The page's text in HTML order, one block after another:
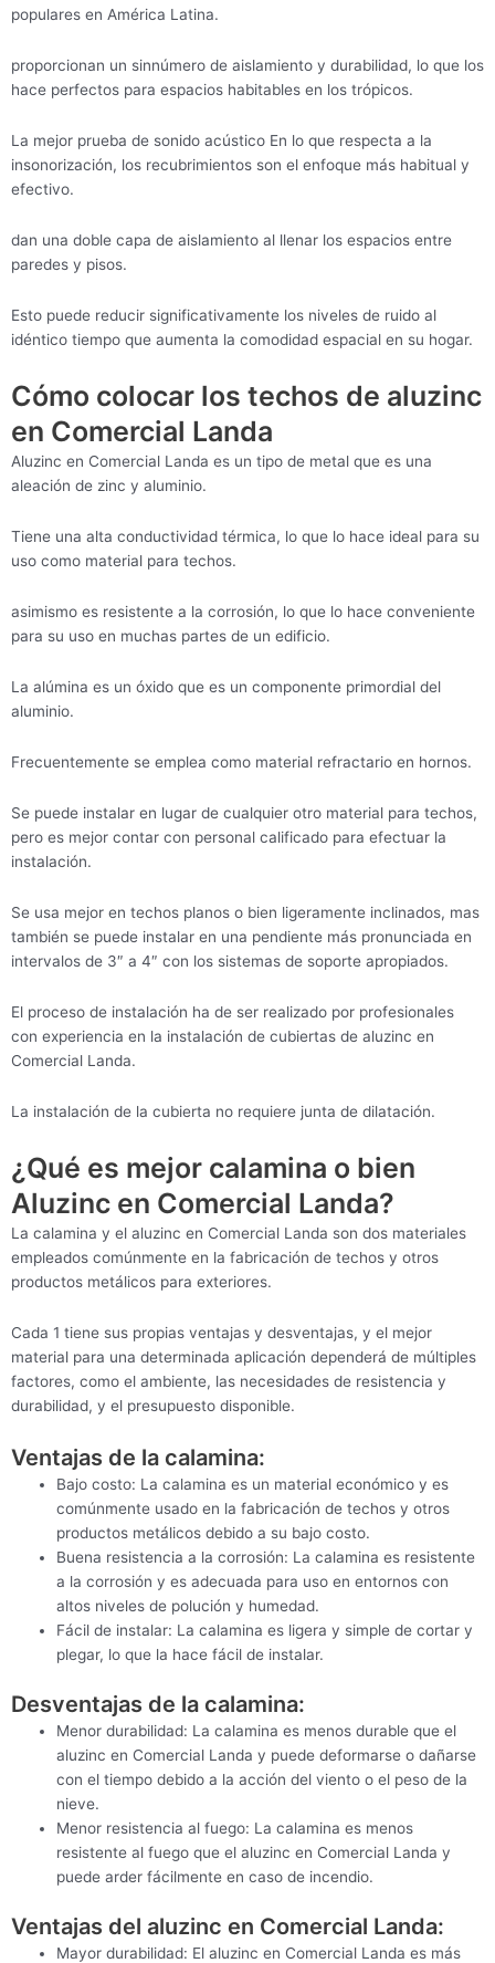
populares en América Latina.
proporcionan un sinnúmero de aislamiento y durabilidad, lo que los
hace perfectos para espacios habitables en los trópicos.
La mejor prueba de sonido acústico En lo que respecta a la
insonorización, los recubrimientos son el enfoque más habitual y
efectivo.
dan una doble capa de aislamiento al llenar los espacios entre
paredes y pisos.
Esto puede reducir significativamente los niveles de ruido al
idéntico tiempo que aumenta la comodidad espacial en su hogar.
Cómo colocar los techos de aluzinc
en Comercial Landa
Aluzinc en Comercial Landa es un tipo de metal que es una
aleación de zinc y aluminio.
Tiene una alta conductividad térmica, lo que lo hace ideal para su
uso como material para techos.
asimismo es resistente a la corrosión, lo que lo hace conveniente
para su uso en muchas partes de un edificio.
La alúmina es un óxido que es un componente primordial del
aluminio.
Frecuentemente se emplea como material refractario en hornos.
Se puede instalar en lugar de cualquier otro material para techos,
pero es mejor contar con personal calificado para efectuar la
instalación.
Se usa mejor en techos planos o bien ligeramente inclinados, mas
también se puede instalar en una pendiente más pronunciada en
intervalos de 3″ a 4″ con los sistemas de soporte apropiados.
El proceso de instalación ha de ser realizado por profesionales
con experiencia en la instalación de cubiertas de aluzinc en
Comercial Landa.
La instalación de la cubierta no requiere junta de dilatación.
¿Qué es mejor calamina o bien
Aluzinc en Comercial Landa?
La calamina y el aluzinc en Comercial Landa son dos materiales
empleados comúnmente en la fabricación de techos y otros
productos metálicos para exteriores.
Cada 1 tiene sus propias ventajas y desventajas, y el mejor
material para una determinada aplicación dependerá de múltiples
factores, como el ambiente, las necesidades de resistencia y
durabilidad, y el presupuesto disponible.
Ventajas de la calamina:
Bajo costo: La calamina es un material económico y es
comúnmente usado en la fabricación de techos y otros
productos metálicos debido a su bajo costo.
Buena resistencia a la corrosión: La calamina es resistente
a la corrosión y es adecuada para uso en entornos con
altos niveles de polución y humedad.
Fácil de instalar: La calamina es ligera y simple de cortar y
plegar, lo que la hace fácil de instalar.
Desventajas de la calamina:
Menor durabilidad: La calamina es menos durable que el
aluzinc en Comercial Landa y puede deformarse o dañarse
con el tiempo debido a la acción del viento o el peso de la
nieve.
Menor resistencia al fuego: La calamina es menos
resistente al fuego que el aluzinc en Comercial Landa y
puede arder fácilmente en caso de incendio.
Ventajas del aluzinc en Comercial Landa:
Mayor durabilidad: El aluzinc en Comercial Landa es más